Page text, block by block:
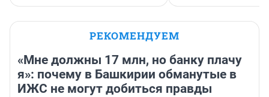
РЕКОМЕНДУЕМ
«Мне должны 17 млн, но банку плачу
я»: почему в Башкирии обманутые в
ИЖС не могут добиться правды